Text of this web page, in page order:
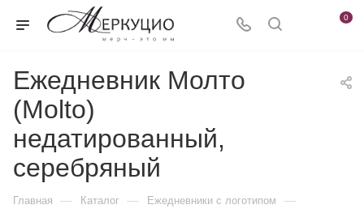
0
Ежедневник Молто
(Molto)
недатированный,
серебряный
Главная — Каталог — Ежедневники c логотипом —